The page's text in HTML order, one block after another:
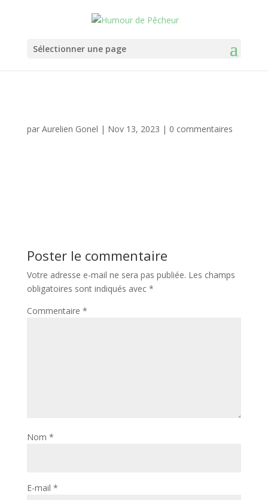
Sélectionner une page
par Aurelien Gonel | Nov 13, 2023 | 0 commentaires
Poster le commentaire
Votre adresse e-mail ne sera pas publiée. Les champs
obligatoires sont indiqués avec *
Commentaire *
Nom *
E-mail *